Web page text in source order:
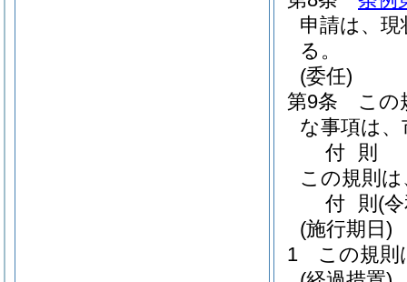
申請は、現
る。
(委任)
第9条
この
な事項は
付 則
この規則
付 則 (
(施行期日)
1
この規則